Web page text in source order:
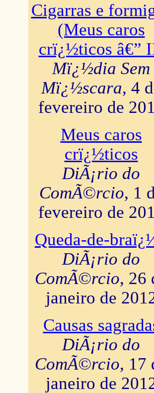
Cigarras e
(Meus caros
crï¿½ticos â€”
Mï¿½dia Sem
Mï¿½scara, 4
fevereiro de
Meus caros
crï¿½ticos
DiÃ¡rio do
ComÃ©rcio, 1
fevereiro de
Queda-de-
DiÃ¡rio do
ComÃ©rcio, 26
janeiro de
Causas
DiÃ¡rio do
ComÃ©rcio, 17
janeiro de